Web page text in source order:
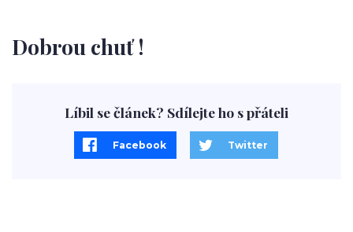
Dobrou chuť !
Líbil se článek? Sdílejte ho s přáteli
Facebook Twitter